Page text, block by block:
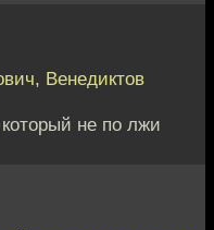
Венедиктов
не по лжи